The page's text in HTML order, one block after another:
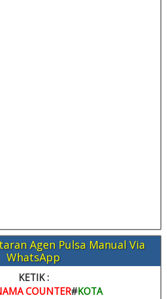
Agen Pulsa Manual Via
WhatsApp
KETIK :
COUNTER#KOTA